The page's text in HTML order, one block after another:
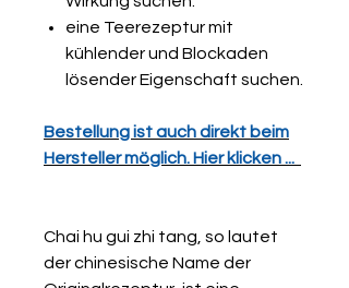
eine Teerezeptur mit
kühlender und Blockaden
lösender Eigenschaft suchen.
Bestellung ist auch direkt beim
Hersteller möglich. Hier klicken ...
Chai hu gui zhi tang, so lautet
der chinesische Name der